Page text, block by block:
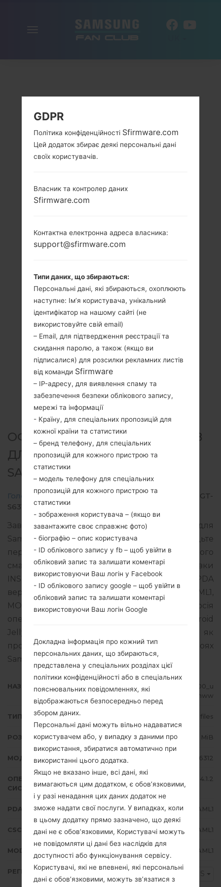
ОФІЦІЙНА ПРОШИВКА #6488
ДЛЯ GT-S6312 -
SAMSUNGGALAXY Y DUOS
Головна →Galaxy Y Duos →SamsungGT-S6312
GT-
S6312_INS_1_20131220104600_u9h0wbgnww.zip
Завантажте останнє оновлення прошивки для
Samsung Galaxy Y Duos, але не забудьте
перевірити, чи відповідає номер моделі вашого
смартфона вказаному GT-S6312. Код прошивки
INS для INDIA. Продукт поставляється з PDA
версією S6312XXAML1 версія CSC S6312ODDAML1,
MODEM версия S6312DDAML1. Версія
операційної системи даної прошивки Android
Jelly Bean 4.1.2. Повна інструкція про те, як
прошивати стокову прошивку на пристроях
Samsung
НАЗВА ФАЙЛУ
GT-S6312_INS_1_20131220104600_u
9h0wbgnww
ТИП ПРОШИВКИ 4 files
РОЗМІР ФАЙЛУ 602.8 MiB
МОДЕЛЬ Samsung GT-S6312
ОПЕРАЦІЙНА
СИСТЕМА
Android Jelly Bean 4.1.2
PDA/AP ВЕРСІЯ S6312XXAML1
CSC ВЕРСІЯ S6312ODDAML1
MODEM/CP ВЕРСІЯ S6312DDAML1
РЕГІОН INS
GDPR
Політика конфіденційності Sfirmware.com
Цей додаток збирає деякі персональні дані
своїх користувачів.
Власник та контролер даних
Sfirmware.com
Контактна електронна адреса власника:
support@sfirmware.com
Типи даних, що збираються:
Персональні дані, які збираються, охоплюють
наступне: Ім’я користувача, унікальний
ідентифікатор на нашому сайті (не
використовуйте свій email)
– Email, для підтвердження реєстрації та
скидання паролю, а також (якщо ви
підписалися) для розсилки рекламних листів
від команди Sfirmware
– IP-адресу, для виявлення спаму та
забезпечення безпеки облікового запису,
мережі та інформації
- Країну, для спеціальних пропозицій для
кожної країни та статистики
– бренд телефону, для спеціальних
пропозицій для кожного пристрою та
статистики
– модель телефону для спеціальних
пропозицій для кожного пристрою та
статистики
- зображення користувача – (якщо ви
завантажите своє справжнє фото)
- біографію – опис користувача
- ID облікового запису у fb – щоб увійти в
обліковий запис та залишати коментарі
використовуючи Ваш логін у Facebook
- ID облікового запису google – щоб увійти в
обліковий запис та залишати коментарі
використовуючи Ваш логін Google
Докладна інформація про кожний тип
персональних даних, що збираються,
представлена у спеціальних розділах цієї
політики конфіденційності або в спеціальних
пояснювальних повідомленнях, які
відображаються безпосередньо перед
збором даних.
Персональні дані можуть вільно надаватися
користувачем або, у випадку з даними про
використання, збиратися автоматично при
використанні цього додатка.
Якщо не вказано інше, всі дані, які
вимагаються цим додатком, є обов’язковими,
і у разі ненадання цих даних додаток не
зможе надати свої послуги. У випадках, коли
в цьому додатку прямо зазначено, що деякі
дані не є обов’язковими, Користувачі можуть
не повідомляти ці дані без наслідків для
доступності або функціонування сервісу.
Користувачі, які не впевнені, які персональні
дані є обов’язковими, можуть зв’язатися з